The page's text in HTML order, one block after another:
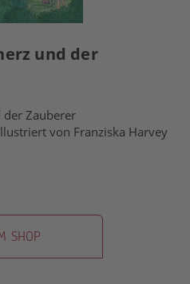
und der
der Zauberer
von Franziska Harvey
SHOP